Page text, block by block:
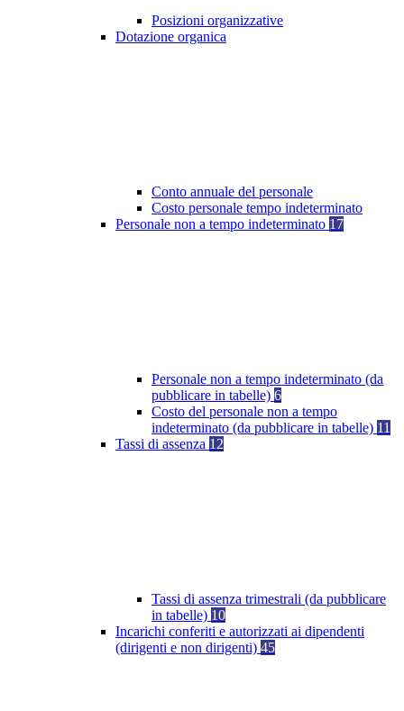
Posizioni organizzative
Dotazione organica
Conto annuale del personale
Costo personale tempo indeterminato
Personale non a tempo indeterminato 17
Personale non a tempo indeterminato (da
pubblicare in tabelle) 6
Costo del personale non a tempo
indeterminato (da pubblicare in tabelle) 11
Tassi di assenza 12
Tassi di assenza trimestrali (da pubblicare
in tabelle) 10
Incarichi conferiti e autorizzati ai dipendenti
(dirigenti e non dirigenti) 45